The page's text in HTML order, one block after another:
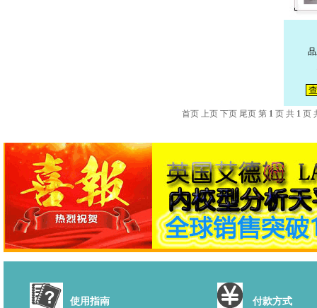
首页 上页 下页 尾页 第 1 页 共 1 页
使用指南 付款方式